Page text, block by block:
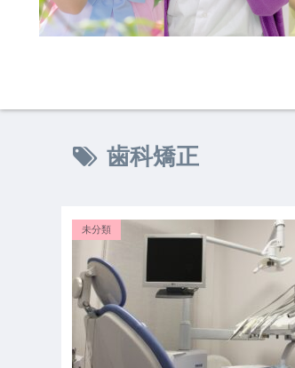
歯科矯正
未分類